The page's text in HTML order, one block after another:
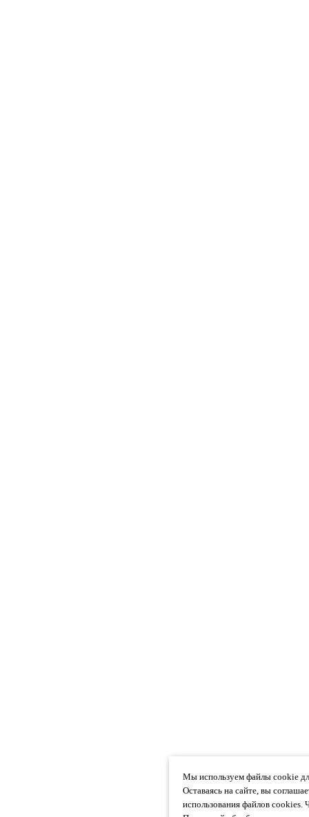
Мы используем файлы cookie
Оставаясь на сайте, вы
использования файлов cookies.